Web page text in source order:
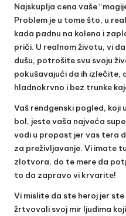
Najskuplja cena vaše
Problem je u tome što, u
kada padnu na kolena i
priči. U realnom životu, vi
dušu, potrošite svu svoju
pokušavajući da ih izlečite,
hladnokrvno i bez trunke
Vaš rendgenski pogled, koji
bol, jeste vaša najveća
vodi u propast jer vas tera
za preživljavanje. Vi imate
zlotvora, do te mere da
to da zapravo vi krvarite!
Vi mislite da ste heroj jer
žrtvovali svoj mir ljudima